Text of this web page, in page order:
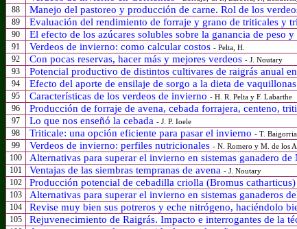
88
Manejo del pastoreo y producción de carne. Rol de los
89
Evaluación del rendimiento de forraje y grano de triticales y
90
El efecto de los azúcares solubles sobre la ganancia de peso
91
Verdeos de invierno: como calcular costos - Pelta, H.
92
Con pocas reservas, hacer más y mejores verdeos - J. Noutary
93
Potencial productivo de distintos cultivares de raigrás anual
94
Efecto del aporte de ensilaje de sorgo a la dieta de
95
Características de los verdeos de invierno - H. R. Pelta y F. Labarthe
96
Producción de forraje de avena, cebada forrajera, centeno,
97
Lo que nos enseñó la cebada - J. P. Ioele
98
Triticale: una opción eficiente para pasar el invierno - T.
99
Verdeos de invierno: perfiles nutricionales - N. Romero y M. de los
100
Alternativas para superar el invierno en sistemas ganadero
101
Ventajas de las siembras tempranas de avena - J. Noutary
102
Producción potencial de cebadilla criolla (Bromus
103
Alternativas para superar el invierno en sistemas ganaderos
104
Revise muy bien sus potreros y eche nitrógeno, haciéndolo
105
Rejuvenecimiento de Raigrás. Impacto e interrogantes de la